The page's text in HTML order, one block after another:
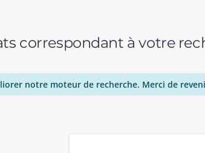
correspondant à votre
notre moteur de recherche. Merci de